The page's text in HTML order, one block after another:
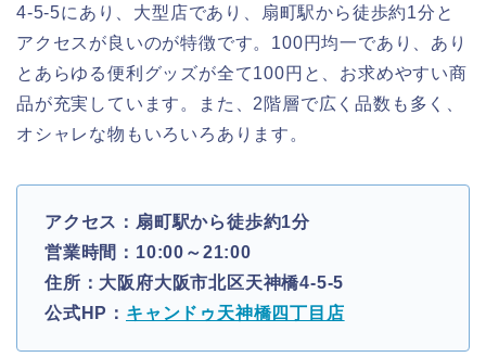
4-5-5にあり、大型店であり、扇町駅から徒歩約1分と
アクセスが良いのが特徴です。100円均一であり、あり
とあらゆる便利グッズが全て100円と、お求めやすい商
品が充実しています。また、2階層で広く品数も多く、
オシャレな物もいろいろあります。
アクセス：扇町駅から徒歩約1分
営業時間：10:00～21:00
住所：大阪府大阪市北区天神橋4-5-5
公式HP： キャンドゥ天神橋四丁目店